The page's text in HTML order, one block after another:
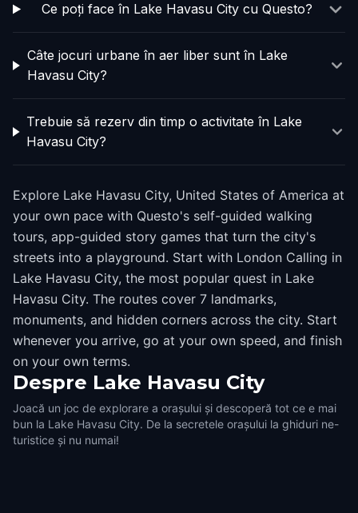
Ce poți face în Lake Havasu City cu Questo?
Câte jocuri urbane în aer liber sunt în Lake
Havasu City?
Trebuie să rezerv din timp o activitate în Lake
Havasu City?
Explore Lake Havasu City, United States of America at
your own pace with Questo's self-guided walking
tours, app-guided story games that turn the city's
streets into a playground. Start with London Calling in
Lake Havasu City, the most popular quest in Lake
Havasu City. The routes cover 7 landmarks,
monuments, and hidden corners across the city. Start
whenever you arrive, go at your own speed, and finish
on your own terms.
Despre Lake Havasu City
Joacă un joc de explorare a orașului și descoperă tot ce e mai
bun la Lake Havasu City. De la secretele orașului la ghiduri ne-
turistice și nu numai!